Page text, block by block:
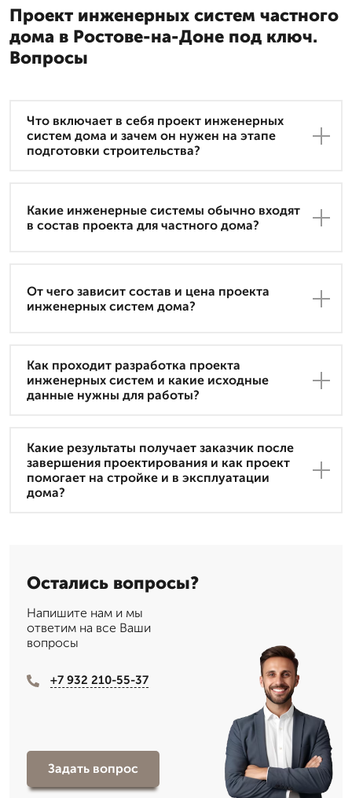
Проект инженерных систем частного
дома в Ростове-на-Доне под ключ.
Вопросы
Что включает в себя проект инженерных
систем дома и зачем он нужен на этапе
подготовки строительства?
Какие инженерные системы обычно входят
в состав проекта для частного дома?
От чего зависит состав и цена проекта
инженерных систем дома?
Как проходит разработка проекта
инженерных систем и какие исходные
данные нужны для работы?
Какие результаты получает заказчик после
завершения проектирования и как проект
помогает на стройке и в эксплуатации
дома?
Остались вопросы?
Напишите нам и мы
ответим на все Ваши
вопросы
+7 932 210-55-37
Задать вопрос